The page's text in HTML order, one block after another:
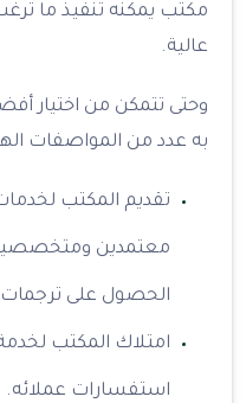
مكتب يمكنه تنفيذ ما
عالية.
وحتى تتمكن من اختيار
به عدد من المواصفات
تقديم المكتب
معتمدين
الحصول على ترجمات
امتلاك المكتب
استفسارات عملائه.